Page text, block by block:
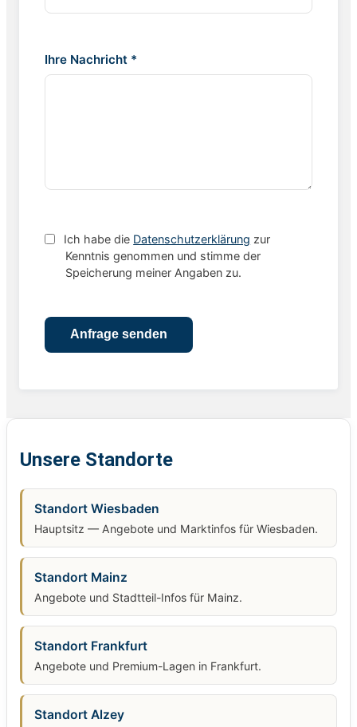
Ihre Nachricht *
Ich habe die Datenschutzerklärung zur
Kenntnis genommen und stimme der
Speicherung meiner Angaben zu.
Unsere Standorte
Standort Wiesbaden
Hauptsitz — Angebote und Marktinfos für Wiesbaden.
Standort Mainz
Angebote und Stadtteil-Infos für Mainz.
Standort Frankfurt
Angebote und Premium-Lagen in Frankfurt.
Standort Alzey